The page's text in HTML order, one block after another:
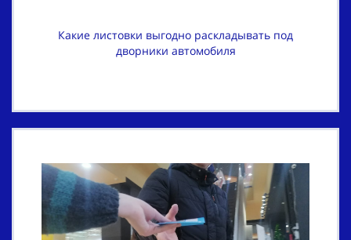
Какие листовки выгодно раскладывать под
дворники автомобиля